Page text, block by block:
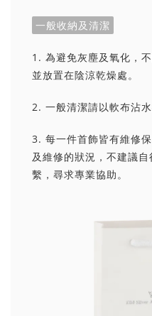
一般收納及清潔
1. 為避免灰塵及氧化，
並放置在陰涼乾燥處。
2. 一般清潔請以軟布沾
3. 每一件首飾皆有維修
及維修的狀況，不建議
繫，尋求專業協助。